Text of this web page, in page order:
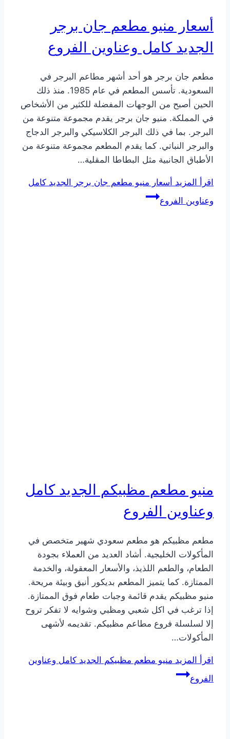
أسعار منيو مطعم جان برجر
الجديد كامل وعناوين الفروع
مطعم جان برجر هو أحد أشهر مطاعم البرجر في
السعودية. تأسس المطعم في عام 1985. منذ ذلك
الحين أصبح من الوجهات المفضلة للكثير من الأشخاص
في المملكة. منيو جان برجر يقدم مجموعة متنوعة من
البرجر. بما في ذلك البرجر الكلاسيكي والبرجر الدجاج
والبرجر النباتي. كما يقدم المطعم مجموعة متنوعة من
الأطباق الجانبية مثل البطاطا المقلية…
اقرأ المزيد أسعار منيو مطعم جان برجر الجديد كامل
وعناوين الفروع
منيو مطعم مظبيكم الجديد كامل
وعناوين الفروع
مطعم مظبيكم هو مطعم سعودي شهير متخصص في
المأكولات الخليجية. أشاد العديد من العملاء بجودة
الطعام، والطعم اللذيذ، والأسعار المعقولة، والخدمة
الممتازة. كما يتميز المطعم بديكور أنيق وبيئة مريحة.
منيو مظبيكم يقدم قائمة وجبات طعام فوق الممتازة.
إذا ترغب في اكل شعبي ومظبي وشوايه لا تفكر تروح
إلا لسلسلة فروع مطاعم مظبيكم. تقديمه لأشهى
المأكولات…
اقرأ المزيد منيو مطعم مظبيكم الجديد كامل وعناوين
الفروع